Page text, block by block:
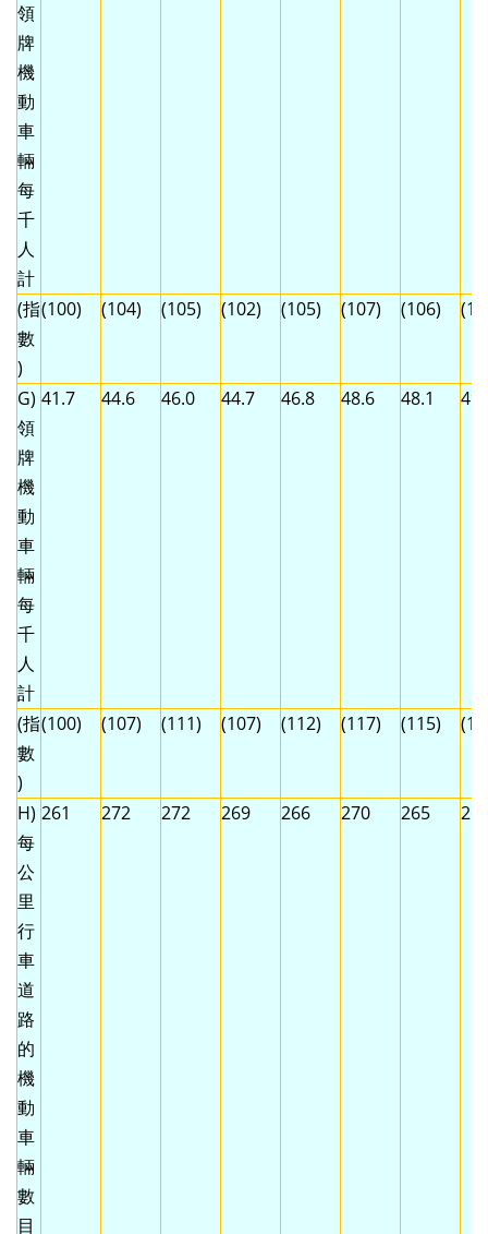
領
牌
機
動
車
輛
每
千
人
計
(指
數
)
(100) (104) (105) (102) (105) (107) (106)
G)
領
牌
機
動
車
輛
每
千
人
計
41.7 44.6 46.0 44.7 46.8 48.6 48.1
(指
數
)
(100) (107) (111) (107) (112) (117) (115)
H)
每
公
里
行
車
道
路
的
機
動
車
輛
數
目
261 272 272 269 266 270 265